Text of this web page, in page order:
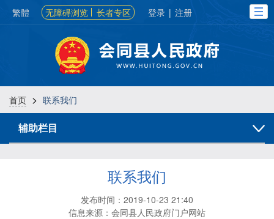
繁體 无障碍浏览 长者专区 登录 | 注册
首页 > 联系我们
辅助栏目
联系我们
发布时间：2019-10-23 21:40
信息来源：会同县人民政府门户网站